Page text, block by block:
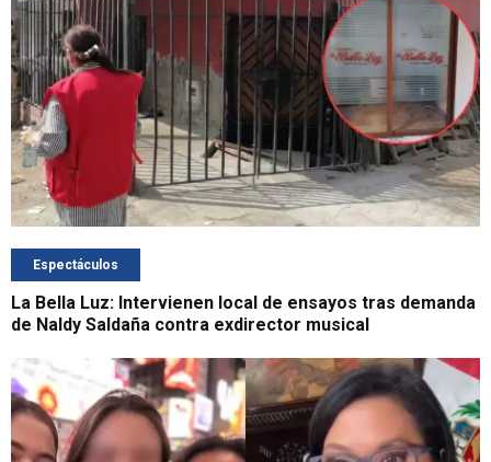
Espectáculos
La Bella Luz: Intervienen local de ensayos tras demanda
de Naldy Saldaña contra exdirector musical